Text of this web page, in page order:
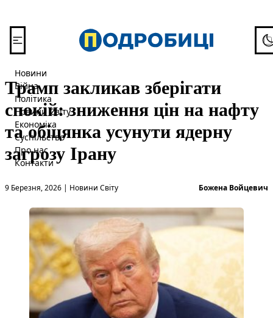
Новини
Війна
Політика
Новини Світу
Економіка
Суспільство
Про нас
Контакти
Трамп закликав зберігати
спокій: зниження цін на нафту
та обіцянка усунути ядерну
загрозу Ірану
9 Березня, 2026 |
Опубліковано вНовини Світу Божена Войцевич